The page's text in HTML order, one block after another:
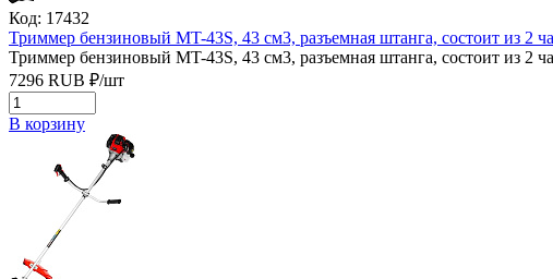
Код: 17432
Триммер бензиновый MT-43S, 43 см3, разъемная штанга, состоит из 2
Триммер бензиновый MT-43S, 43 см3, разъемная штанга, состоит из 2
7296 RUB ₽/шт
В корзину